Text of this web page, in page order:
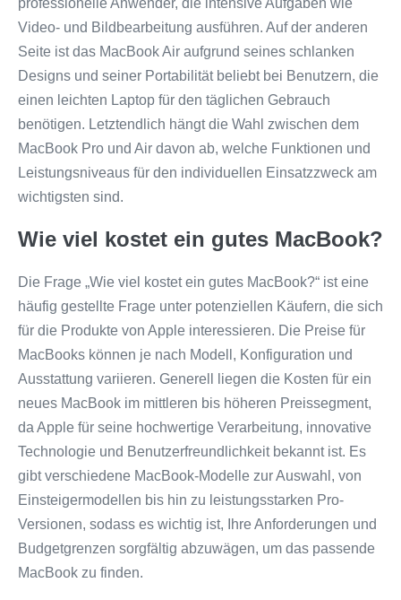
professionelle Anwender, die intensive Aufgaben wie
Video- und Bildbearbeitung ausführen. Auf der anderen
Seite ist das MacBook Air aufgrund seines schlanken
Designs und seiner Portabilität beliebt bei Benutzern, die
einen leichten Laptop für den täglichen Gebrauch
benötigen. Letztendlich hängt die Wahl zwischen dem
MacBook Pro und Air davon ab, welche Funktionen und
Leistungsniveaus für den individuellen Einsatzzweck am
wichtigsten sind.
Wie viel kostet ein gutes MacBook?
Die Frage „Wie viel kostet ein gutes MacBook?“ ist eine
häufig gestellte Frage unter potenziellen Käufern, die sich
für die Produkte von Apple interessieren. Die Preise für
MacBooks können je nach Modell, Konfiguration und
Ausstattung variieren. Generell liegen die Kosten für ein
neues MacBook im mittleren bis höheren Preissegment,
da Apple für seine hochwertige Verarbeitung, innovative
Technologie und Benutzerfreundlichkeit bekannt ist. Es
gibt verschiedene MacBook-Modelle zur Auswahl, von
Einsteigermodellen bis hin zu leistungsstarken Pro-
Versionen, sodass es wichtig ist, Ihre Anforderungen und
Budgetgrenzen sorgfältig abzuwägen, um das passende
MacBook zu finden.